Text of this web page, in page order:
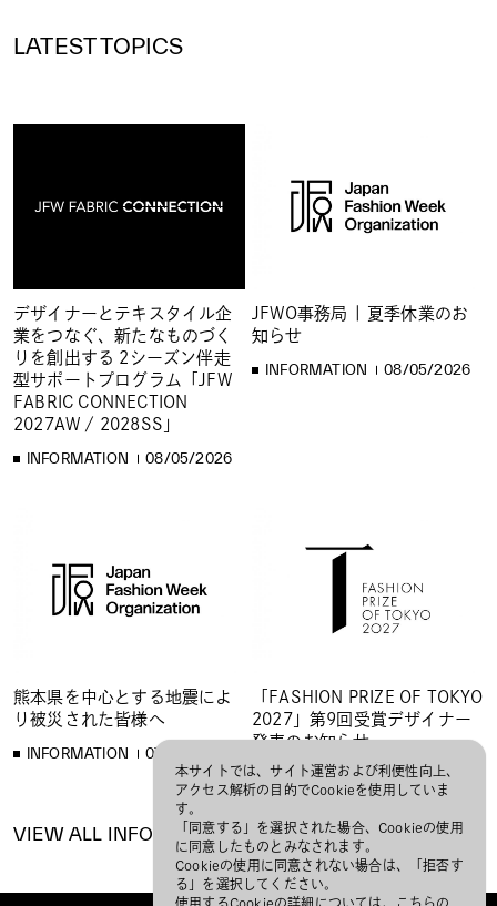
LATEST TOPICS
デザイナーとテキスタイル企
業をつなぐ、新たなものづく
りを創出する 2シーズン伴走
型サポートプログラム「JFW
FABRIC CONNECTION
2027AW / 2028SS」
INFORMATION 08/05/2026
JFWO事務局 | 夏季休業のお
知らせ
INFORMATION 08/05/2026
熊本県を中心とする地震によ
り被災された皆様へ
INFORMATION 07/31/2026
「FASHION PRIZE OF TOKYO
2027」第9回受賞デザイナー
発表のお知らせ
INFORMATION 07/28/2026
VIEW ALL INFORMATION
本サイトでは、サイト運営および利便性向上、
アクセス解析の目的でCookieを使用していま
す。
「同意する」を選択された場合、Cookieの使用
に同意したものとみなされます。
Cookieの使用に同意されない場合は、「拒否す
る」を選択してください。
使用するCookieの詳細については、
こちらの